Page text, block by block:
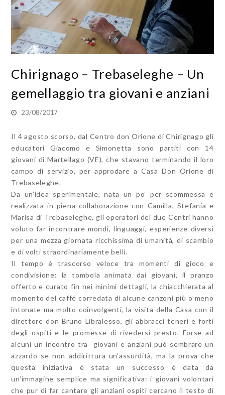
Chirignago – Trebaseleghe – Un
gemellaggio tra giovani e anziani
23/08/2017
Il 4 agosto scorso, dal Centro don Orione di Chirignago gli
educatori Giacomo e Simonetta sono partiti con 14
giovani di Martellago (VE), che stavano terminando il loro
campo di servizio, per approdare a Casa Don Orione di
Trebaseleghe.
Da un’idea sperimentale, nata un po’ per scommessa e
realizzata in piena collaborazione con Camilla, Stefania e
Marisa di Trebaseleghe, gli operatori dei due Centri hanno
voluto far incontrare mondi, linguaggi, esperienze diversi
per una mezza giornata ricchissima di umanità, di scambio
e di volti straordinariamente belli.
Il tempo è trascorso veloce tra momenti di gioco e
condivisione: la tombola animata dai giovani, il pranzo
offerto e curato fin nei minimi dettagli, la chiacchierata al
momento del caffé corredata di alcune canzoni più o meno
intonate ma molto coinvolgenti, la visita della Casa con il
direttore don Bruno Libralesso, gli abbracci teneri e forti
degli ospiti e le promesse di rivedersi presto. Forse ad
alcuni un incontro tra giovani e anziani può sembrare un
azzardo se non addirittura un’assurdità, ma la prova che
questa iniziativa è stata un successo è data da
un’immagine semplice ma significativa: i giovani volontari
che pur di far cantare gli anziani ospiti cercano il testo di